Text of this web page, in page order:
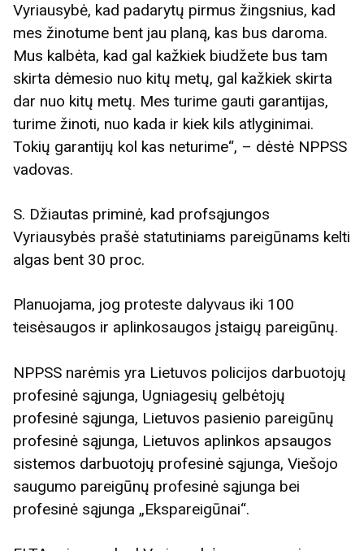
Vyriausybė, kad padarytų pirmus žingsnius, kad
mes žinotume bent jau planą, kas bus daroma.
Mus kalbėta, kad gal kažkiek biudžete bus tam
skirta dėmesio nuo kitų metų, gal kažkiek skirta
dar nuo kitų metų. Mes turime gauti garantijas,
turime žinoti, nuo kada ir kiek kils atlyginimai.
Tokių garantijų kol kas neturime“, – dėstė NPPSS
vadovas.
S. Džiautas priminė, kad profsąjungos
Vyriausybės prašė statutiniams pareigūnams kelti
algas bent 30 proc.
Planuojama, jog proteste dalyvaus iki 100
teisėsaugos ir aplinkosaugos įstaigų pareigūnų.
NPPSS narėmis yra Lietuvos policijos darbuotojų
profesinė sąjunga, Ugniagesių gelbėtojų
profesinė sąjunga, Lietuvos pasienio pareigūnų
profesinė sąjunga, Lietuvos aplinkos apsaugos
sistemos darbuotojų profesinė sąjunga, Viešojo
saugumo pareigūnų profesinė sąjunga bei
profesinė sąjunga „Ekspareigūnai“.